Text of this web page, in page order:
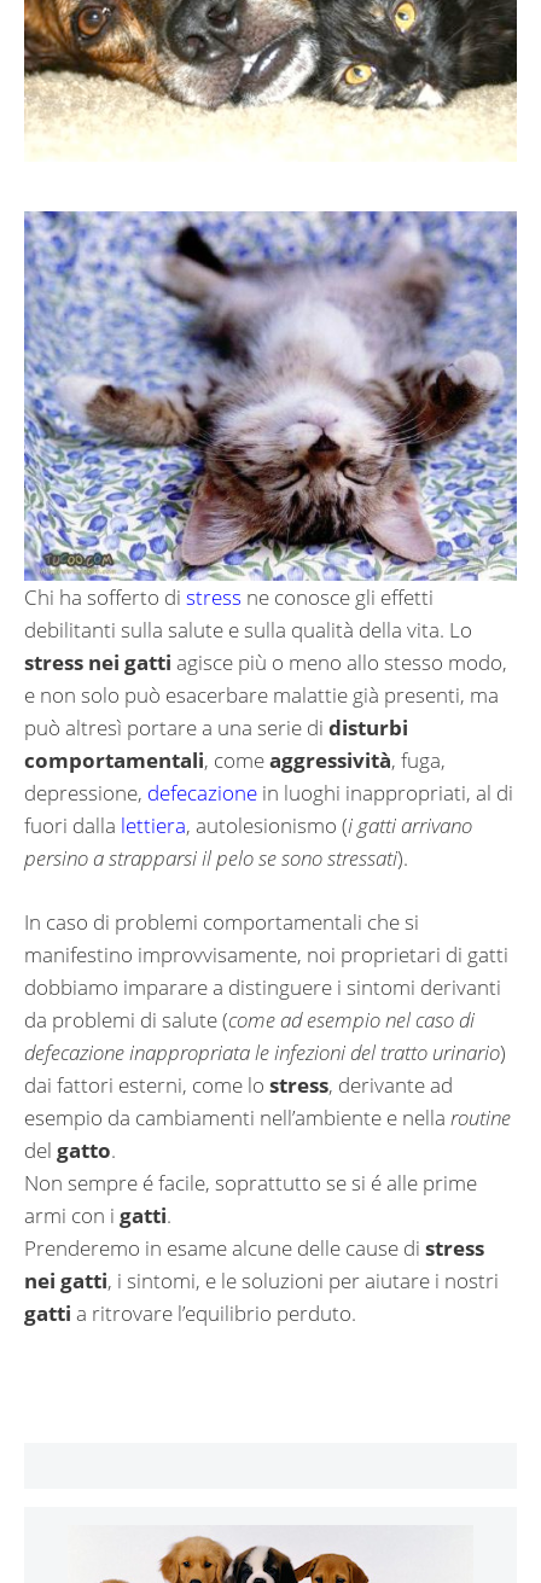
Chi ha sofferto di stress ne conosce gli effetti
debilitanti sulla salute e sulla qualità della vita. Lo
stress nei gatti agisce più o meno allo stesso modo,
e non solo può esacerbare malattie già presenti, ma
può altresì portare a una serie di disturbi
comportamentali, comeaggressività, fuga,
depressione, defecazione in luoghi inappropriati, al di
fuori dalla lettiera, autolesionismo (i gatti arrivano
persino a strapparsi il pelo se sono stressati).
In caso di problemi comportamentali che si
manifestino improvvisamente, noi proprietari di gatti
dobbiamo imparare a distinguere i sintomi derivanti
da problemi di salute (come ad esempio nel caso di
defecazione inappropriata le infezioni del tratto urinario)
dai fattori esterni, come lo stress, derivante ad
esempio da cambiamenti nell’ambiente e nella routine
del gatto.
Non sempre é facile, soprattutto se si é alle prime
armi con i gatti.
Prenderemo in esame alcune delle cause di stress
nei gatti, i sintomi, e le soluzioni per aiutare i nostri
gatti a ritrovare l’equilibrio perduto.